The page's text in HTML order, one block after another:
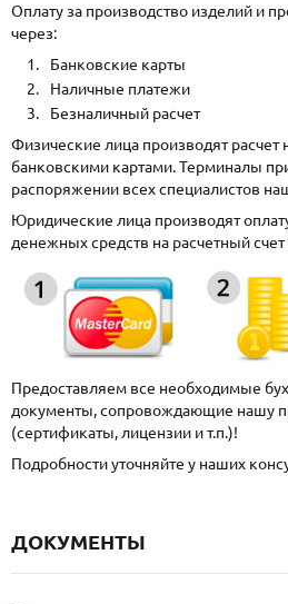
Оплату за производство изделий и
через:
Банковские карты
Наличные платежи
Безналичный расчет
Физические лица производят
банковскими картами. Терминалы
распоряжении всех специалистов
Юридические лица производят
денежных средств на расчетный
Предоставляем все необходимые
документы, сопровождающие нашу
(сертификаты, лицензии и т.п.)!
Подробности уточняйте у наших
ДОКУМЕНТЫ